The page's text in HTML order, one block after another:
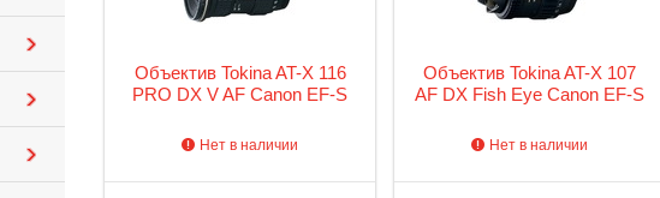
Объектив Tokina AT-X 116
PRO DX V AF Canon EF-S
Нет в наличии
Объектив Tokina AT-X 107
AF DX Fish Eye Canon EF-S
Нет в наличии